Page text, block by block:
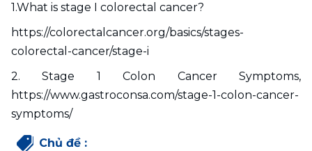
1.What is stage I colorectal cancer?
https://colorectalcancer.org/basics/stages-
colorectal-cancer/stage-i
2. Stage 1 Colon Cancer Symptoms,
https://www.gastroconsa.com/stage-1-colon-cancer-
symptoms/
Chủ đề :